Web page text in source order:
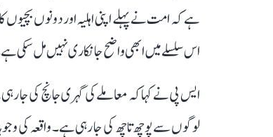
ہے کہ امت نے پہلے اپنی اہلیہ اور دونوں بچیوں
اس سلسلے میں ابھی واضح جانکاری نہیں مل سکی
ایس پی نے کہا کہ معاملے کی گہری جانچ کی جا
لوگوں سے پوچھ تاچھ کی جا رہی ہے۔ واقعہ کی